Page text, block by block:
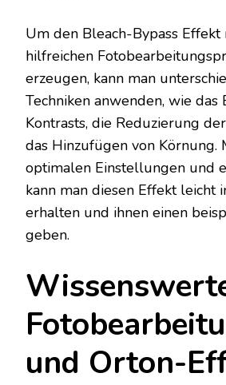
Um den Bleach-Bypass
hilfreichen
erzeugen, kann man
Techniken anwenden, wie das
Kontrasts, die Reduzierung
das Hinzufügen von Körnung.
optimalen Einstellungen und
kann man diesen Effekt leicht
erhalten und ihnen einen
geben.
und Orton-